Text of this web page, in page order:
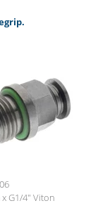
x G1/4" Viton